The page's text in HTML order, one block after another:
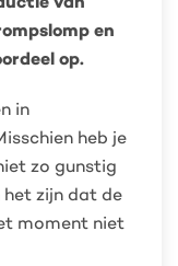
en
op.
in
heb je
zo gunstig
het zijn dat de
moment niet